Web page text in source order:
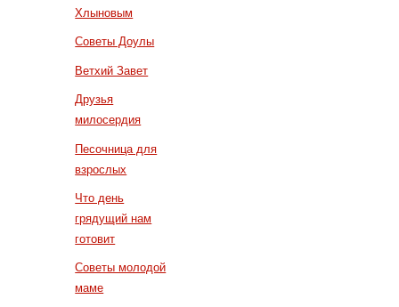
Хлыновым
Советы Доулы
Ветхий Завет
Друзья
милосердия
Песочница для
взрослых
Что день
грядущий нам
готовит
Советы молодой
маме